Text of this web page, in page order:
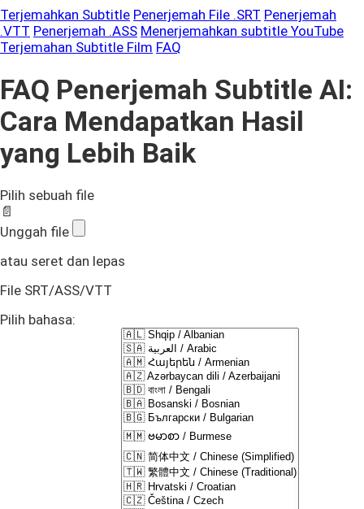
Terjemahkan Subtitle Penerjemah File .SRT Penerjemah
.VTT Penerjemah .ASS Menerjemahkan subtitle YouTube
Terjemahan Subtitle Film FAQ
FAQ Penerjemah Subtitle AI:
Cara Mendapatkan Hasil
yang Lebih Baik
Pilih sebuah file
📄
Unggah file
atau seret dan lepas
File SRT/ASS/VTT
Pilih bahasa: